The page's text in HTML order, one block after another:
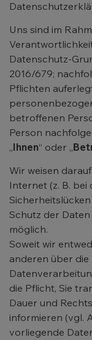
Uns sind im
Datenschutz-
2016/679;
Pflichten
betroffenen
Person
„Ihnen“ oder „
Wir weisen
Internet (z. B.
Schutz der
möglich.
Soweit wir
anderen über
die Pflicht, Sie
Dauer und
informieren (vgl.
vorliegende